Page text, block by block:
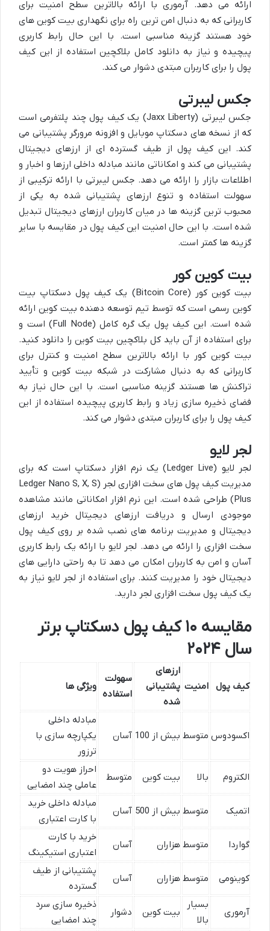
ارائه می دهد. آرموری با ارائه بالاترین سطح امنیت برای
کاربرانی که به دنبال امن ترین راه برای نگهداری بیت کوین های
خود هستند گزینه مناسبی است. با این حال رابط کاربری
پیچیده و نیاز به دانلود کامل بلاکچین استفاده از این کیف
پول را برای کاربران مبتدی دشوار می کند.
جکس لیبرتی
جکس لیبرتی (Jaxx Liberty) یک کیف پول چند پلتفرمی است
که از نسخه های دسکتاپ موبایل و افزونه مرورگر پشتیبانی می
کند. این کیف پول از طیف گسترده ای از ارزهای دیجیتال
پشتیبانی می کند و امکاناتی مانند مبادله داخلی ارزها و اخبار و
اطلاعات بازار را ارائه می دهد. جکس لیبرتی با ارائه ترکیبی از
سهولت استفاده و تنوع ارزهای پشتیبانی شده به یکی از
محبوب ترین گزینه ها در میان کاربران ارزهای دیجیتال تبدیل
شده است. با این حال امنیت این کیف پول در مقایسه با سایر
گزینه ها کمتر است.
بیت کوین کور
بیت کوین کور (Bitcoin Core) یک کیف پول دسکتاپ بیت
کوین رسمی است که توسط تیم توسعه دهنده بیت کوین ارائه
شده است. این کیف پول یک گره کامل (Full Node) است و
برای استفاده از آن باید کل بلاکچین بیت کوین را دانلود کنید.
بیت کوین کور با ارائه بالاترین سطح امنیت و کنترل برای
کاربرانی که به دنبال مشارکت در شبکه بیت کوین و تأیید
تراکنش ها هستند گزینه مناسبی است. با این حال نیاز به
فضای ذخیره سازی زیاد و رابط کاربری پیچیده استفاده از این
کیف پول را برای کاربران مبتدی دشوار می کند.
لجر لایو
لجر لایو (Ledger Live) یک نرم افزار دسکتاپ است که برای
مدیریت کیف پول های سخت افزاری لجر (Ledger Nano S, X, S
Plus) طراحی شده است. این نرم افزار امکاناتی مانند مشاهده
موجودی ارسال و دریافت ارزهای دیجیتال خرید ارزهای
دیجیتال و مدیریت برنامه های نصب شده بر روی کیف پول
سخت افزاری را ارائه می دهد. لجر لایو با ارائه یک رابط کاربری
آسان و امن به کاربران امکان می دهد تا به راحتی دارایی های
دیجیتال خود را مدیریت کنند. برای استفاده از لجر لایو نیاز به
یک کیف پول سخت افزاری لجر دارید.
مقایسه ۱۰ کیف پول دسکتاپ برتر
سال ۲۰۲۴
کیف پول امنیت
ارزهای
پشتیبانی
شده
سهولت
استفاده
ویژگی ها
اکسودوس متوسط بیش از 100 آسان
مبادله داخلی
یکپارچه سازی با
ترزور
الکتروم بالا بیت کوین متوسط
احراز هویت دو
عاملی چند امضایی
اتمیک متوسط بیش از 500 آسان
مبادله داخلی خرید
با کارت اعتباری
گواردا متوسط هزاران آسان
خرید با کارت
اعتباری استیکینگ
کوینومی متوسط هزاران آسان
پشتیبانی از طیف
گسترده
آرموری
بسیار
بالا
بیت کوین دشوار
ذخیره سازی سرد
چند امضایی